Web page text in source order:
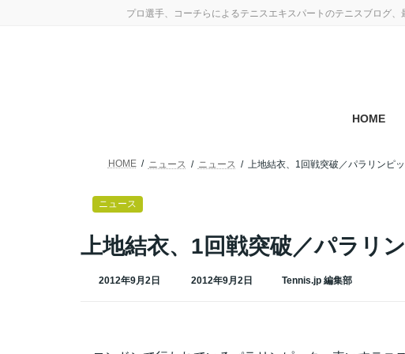
プロ選手、コーチらによるテニスエキスパートのテニスブログ
HOME
ニュース
上地結衣、1回戦突破／パラリ
2012年9月2日
最
2012年9月2日 Tennis.jp 編集部
HOME ニュース ニュース 上地結衣、1回戦突破／パラリンピ